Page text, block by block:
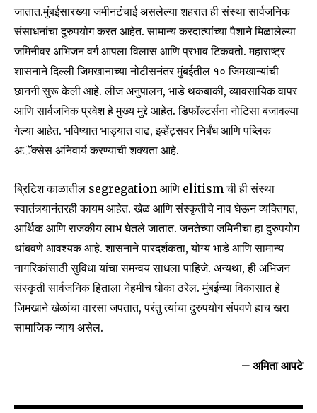
जातात.मुंबईसारख्या जमीनटंचाई असलेल्या शहरात ही संस्था सार्वजनिक
संसाधनांचा दुरुपयोग करत आहेत. सामान्य करदात्यांच्या पैशाने मिळालेल्या
जमिनीवर अभिजन वर्ग आपला विलास आणि प्रभाव टिकवतो. महाराष्ट्र
शासनाने दिल्ली जिमखानाच्या नोटीसनंतर मुंबईतील १० जिमखान्यांची
छाननी सुरू केली आहे. लीज अनुपालन, भाडे थकबाकी, व्यावसायिक वापर
आणि सार्वजनिक प्रवेश हे मुख्य मुद्दे आहेत. डिफॉल्टर्सना नोटिसा बजावल्या
गेल्या आहेत. भविष्यात भाड्यात वाढ, इव्हेंट्सवर निर्बंध आणि पब्लिक
अॅक्सेस अनिवार्य करण्याची शक्यता आहे.
ब्रिटिश काळातील segregation आणि elitism ची ही संस्था
स्वातंत्र्यानंतरही कायम आहेत. खेळ आणि संस्कृतीचे नाव घेऊन व्यक्तिगत,
आर्थिक आणि राजकीय लाभ घेतले जातात. जनतेच्या जमिनीचा हा दुरुपयोग
थांबवणे आवश्यक आहे. शासनाने पारदर्शकता, योग्य भाडे आणि सामान्य
नागरिकांसाठी सुविधा यांचा समन्वय साधला पाहिजे. अन्यथा, ही अभिजन
संस्कृती सार्वजनिक हिताला नेहमीच धोका ठरेल. मुंबईच्या विकासात हे
जिमखाने खेळांचा वारसा जपतात, परंतु त्यांचा दुरुपयोग संपवणे हाच खरा
सामाजिक न्याय असेल.
– अमिता आपटे